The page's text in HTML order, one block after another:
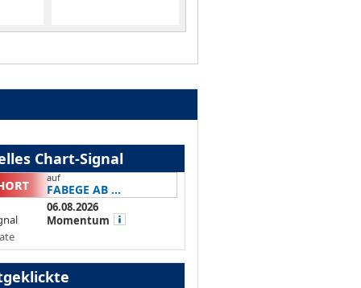
Chart-Signal
auf
FABEGE AB ...
06.08.2026
Momentum